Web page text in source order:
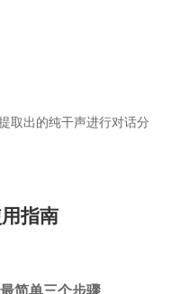
取出的纯干声进行对话分
指南
简单三个步骤